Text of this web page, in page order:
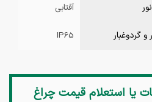
آفتابی
IP65
یا استعلام قیمتچراغ